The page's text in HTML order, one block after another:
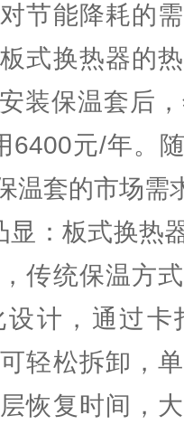
节能降耗的
式换热器的
装保温套后
6400元/年。
温套的市场需
显：板式换热
传统保温方
计，通过卡
轻松拆卸，
恢复时间，